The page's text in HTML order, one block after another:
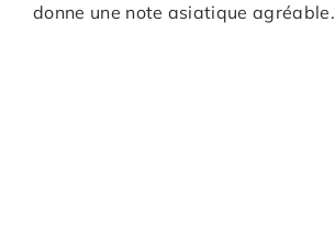
donne une note asiatique agréable.